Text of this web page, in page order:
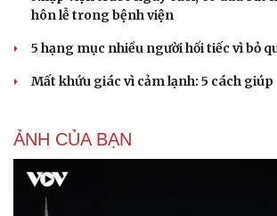
Tư vấn
check-in
hôn lễ trong bệnh viện
5 hạng mục nhiều người hối tiếc vì bỏ
Mất khứu giác vì cảm lạnh: 5 cách
ẢNH CỦA BẠN